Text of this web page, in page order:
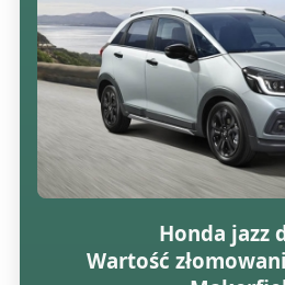
Honda jazz
Wartość